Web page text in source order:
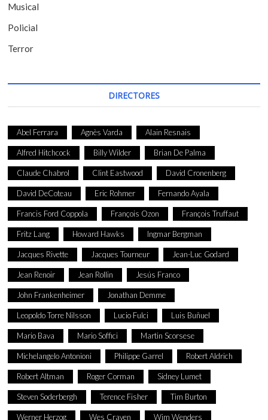
d
a
s
Musical
Policial
Terror
DIRECTORES
Abel Ferrara Agnès Varda Alain Resnais
Alfred Hitchcock Billy Wilder Brian De Palma
Claude Chabrol Clint Eastwood David Cronenberg
David DeCoteau Eric Rohmer Fernando Ayala
Francis Ford Coppola François Ozon François Truffaut
Fritz Lang Howard Hawks Ingmar Bergman
Jacques Rivette Jacques Tourneur Jean-Luc Godard
Jean Renoir Jean Rollin Jesús Franco
John Frankenheimer Jonathan Demme
Leopoldo Torre Nilsson Lucio Fulci Luis Buñuel
Mario Bava Mario Soffici Martin Scorsese
Michelangelo Antonioni Philippe Garrel Robert Aldrich
Robert Altman Roger Corman Sidney Lumet
Steven Soderbergh Terence Fisher Tim Burton
Werner Herzog Wes Craven Wim Wenders